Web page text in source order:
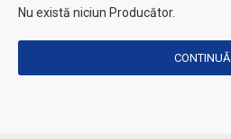
Nu există niciun Producător.
CONTINUĂ